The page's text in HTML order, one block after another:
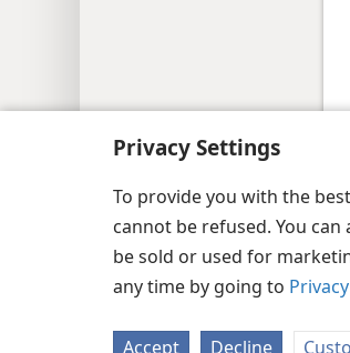
Privacy Settings
To provide you with the
cannot be refused. You
be sold or used for
any time by going to
Copyright